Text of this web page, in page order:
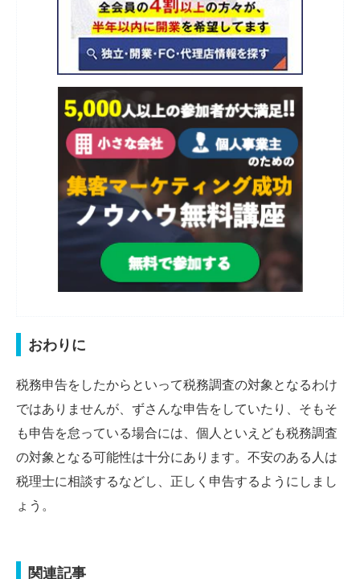
おわりに
税務申告をしたからといって税務調査の対象となるわけ
ではありませんが、ずさんな申告をしていたり、そもそ
も申告を怠っている場合には、個人といえども税務調査
の対象となる可能性は十分にあります。不安のある人は
税理士に相談するなどし、正しく申告するようにしまし
ょう。
関連記事